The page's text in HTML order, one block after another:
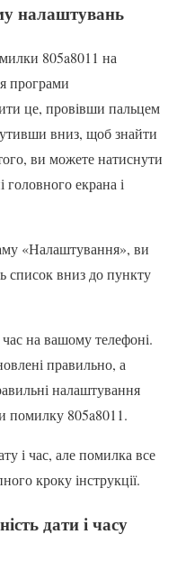
налаштувань
805a8011 на
програми
це, провівши пальцем
вниз, щоб знайти
ви можете натиснути
екрана і
«Налаштування», ви
список вниз до пункту
на вашому телефоні.
правильно, а
налаштування
помилку 805a8011.
і час, але помилка все
кроку інструкції.
дати і часу